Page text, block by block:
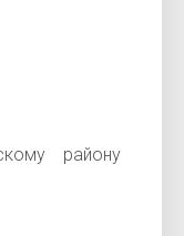
району